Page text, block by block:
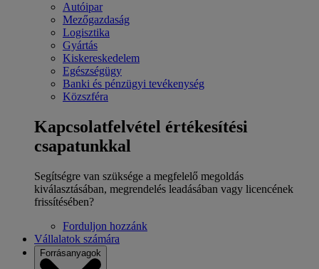
Autóipar
Mezőgazdaság
Logisztika
Gyártás
Kiskereskedelem
Egészségügy
Banki és pénzügyi tevékenység
Közszféra
Kapcsolatfelvétel értékesítési
csapatunkkal
Segítségre van szüksége a megfelelő megoldás
kiválasztásában, megrendelés leadásában vagy licencének
frissítésében?
Forduljon hozzánk
Vállalatok számára
Forrásanyagok